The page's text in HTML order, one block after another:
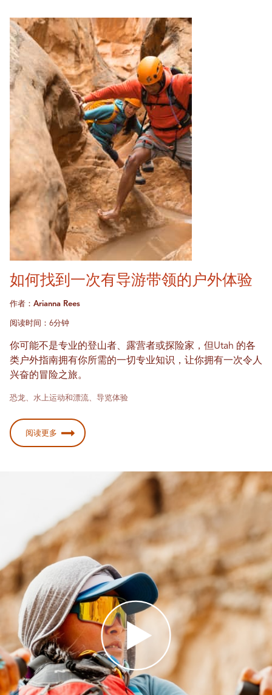
如何找到一次有导游带领的户外体验
作者：Arianna Rees
阅读时间：6分钟
你可能不是专业的登山者、露营者或探险家，但Utah 的各
类户外指南拥有你所需的一切专业知识，让你拥有一次令人
兴奋的冒险之旅。
恐龙、水上运动和漂流、导览体验
阅读更多